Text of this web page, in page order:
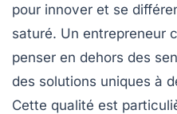
pour innover et se
saturé. Un entrepreneur
penser en dehors des
des solutions uniques à
Cette qualité est